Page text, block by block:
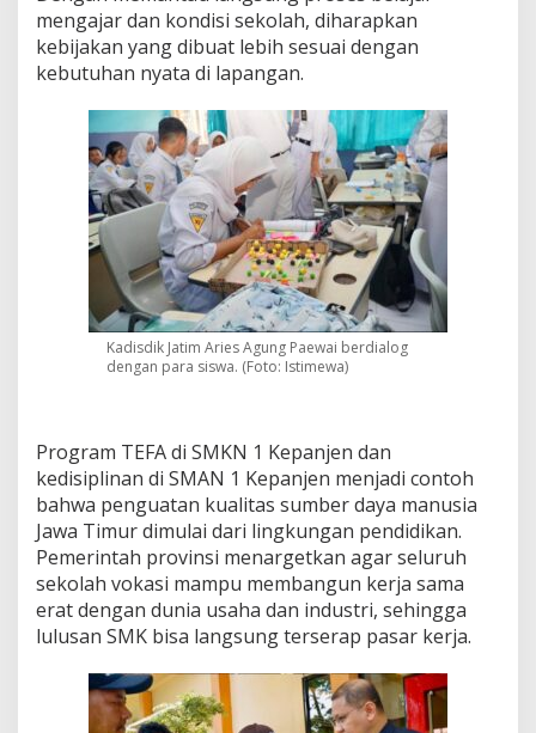
mengajar dan kondisi sekolah, diharapkan
kebijakan yang dibuat lebih sesuai dengan
kebutuhan nyata di lapangan.
Kadisdik Jatim Aries Agung Paewai berdialog
dengan para siswa. (Foto: Istimewa)
Program TEFA di SMKN 1 Kepanjen dan
kedisiplinan di SMAN 1 Kepanjen menjadi contoh
bahwa penguatan kualitas sumber daya manusia
Jawa Timur dimulai dari lingkungan pendidikan.
Pemerintah provinsi menargetkan agar seluruh
sekolah vokasi mampu membangun kerja sama
erat dengan dunia usaha dan industri, sehingga
lulusan SMK bisa langsung terserap pasar kerja.